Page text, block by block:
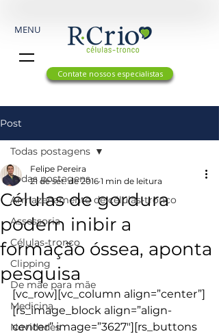
MENU
Contate nossos especialistas
Post
Todas postagens
Armazenamento de células-tronco
Assessoria
Células-tronco
Clipping
De mãe para mãe
Medicina
Novidades
Todas postagens
Células de gordura
podem inibir a
formação óssea, aponta
pesquisa
Felipe Pereira
21 de set. de 2016 1 min de leitura
[vc_row][vc_column align=”center”]
[rs_image_block align=”align-
center” image=”3627″][rs_buttons